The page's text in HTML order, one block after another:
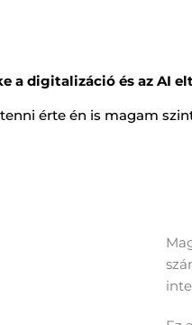
a digitalizáció és az AI
érte én is magam